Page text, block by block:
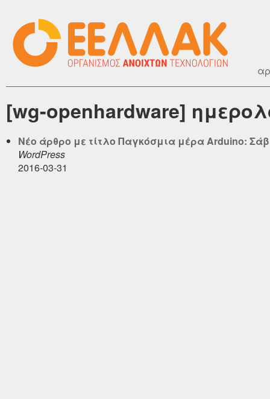
[wg-openhardware]
Νέο άρθρο με τίτλο Παγκόσμια μέρα Arduino:
WordPress
2016-03-31